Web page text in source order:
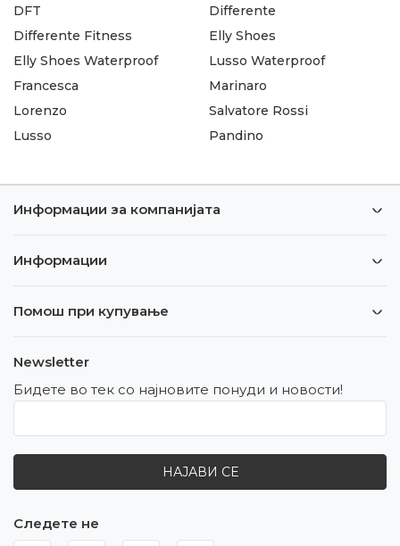
DFT
Differente Fitness
Differente
Elly Shoes
Elly Shoes Waterproof
Francesca
Lorenzo
Lusso
Lusso Waterproof
Marinaro
Salvatore Rossi
Pandino
Информации за компанијата
Информации
Помош при купување
Newsletter
Бидете во тек со најновите понуди и новости!
НАЈАВИ СЕ
Следете не